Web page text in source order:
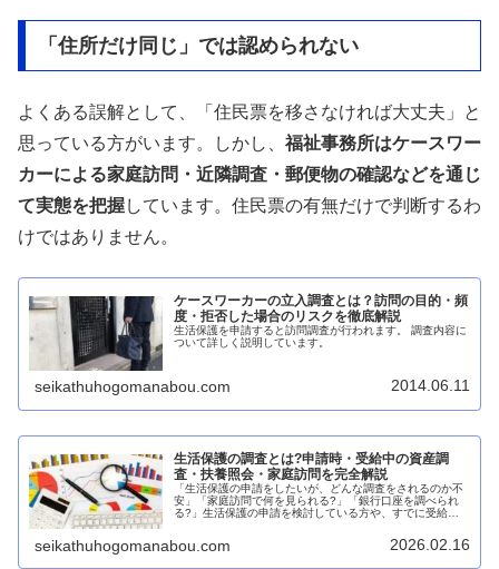
「住所だけ同じ」では認められない
よくある誤解として、「住民票を移さなければ大丈夫」と
思っている方がいます。しかし、 福祉事務所はケースワー
カーによる家庭訪問・近隣調査・郵便物の確認などを通じ
て実態を把握しています。住民票の有無だけで判断するわ
けではありません。
ケースワーカーの立入調査とは？訪問の目的・頻
度・拒否した場合のリスクを徹底解説
生活保護を申請すると訪問調査が行われます。 調査内容に
ついて詳しく説明しています。
seikathuhogomanabou.com 2014.06.11
生活保護の調査とは?申請時・受給中の資産調
査・扶養照会・家庭訪問を完全解説
「生活保護の申請をしたいが、どんな調査をされるのか不
安」「家庭訪問で何を見られる?」「銀行口座を調べられ
る?」生活保護の申請を検討している方や、すでに受給し
seikathuhogomanabou.com 2026.02.16